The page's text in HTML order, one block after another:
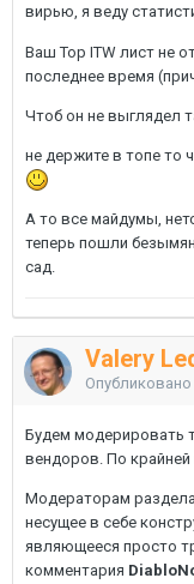
вирью, я веду
Ваш Top ITW лист не
последнее время
Чтоб он не выглядел
не держите в топе то
А то все майдумы,
теперь пошли
сад.
Valery
Опубликовано
Будем модерировать
вендоров. По
Модераторам
несущее в себе
являющееся просто
комментария